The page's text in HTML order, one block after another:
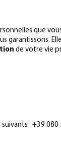
que
garantissons.
de votre vie
: +39